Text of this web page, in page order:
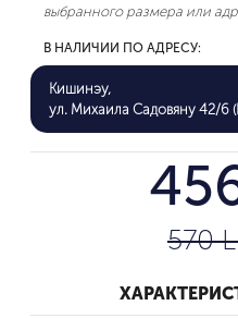
выбранного размера или
В НАЛИЧИИ ПО АДРЕСУ:
Кишинэу,
ул. Михаила Садовяну 42/6
570